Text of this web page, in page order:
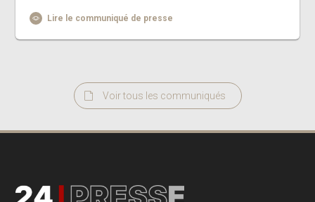
Lire le communiqué de presse
Voir tous les communiqués